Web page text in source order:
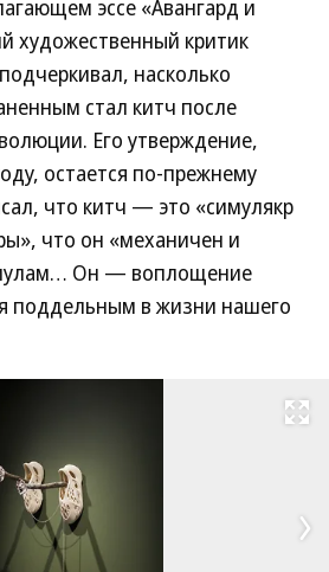
эссе «Авангард и
художественный критик
насколько
стал китч после
Его утверждение,
остается по-прежнему
что китч — это «симулякр
что он «механичен и
Он — воплощение
поддельным в жизни нашего
Развернуть